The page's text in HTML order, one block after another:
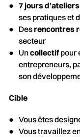
7 jours
ses pratiques et
Desrencontres
secteur
Uncollectifpour
entrepreneurs,
son
Cible
Vous êtes
Vous travaillez